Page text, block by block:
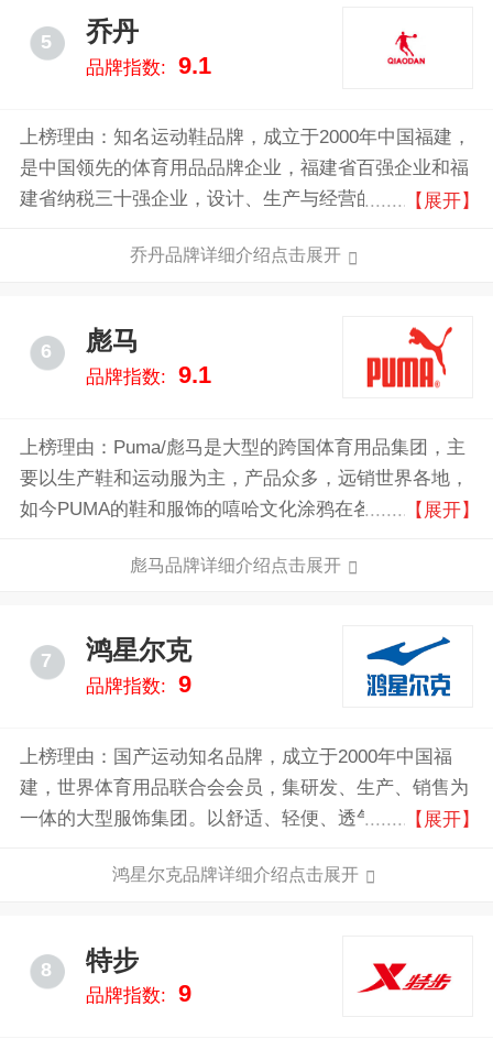
5 乔丹
品牌指数: 9.1
上榜理由：知名运动鞋品牌，成立于2000年中国福建，
是中国领先的体育用品品牌企业，福建省百强企业和福
建省纳税三十强企业，设计、生产与经营的运动类服饰
【展开】
乔丹品牌详细介绍点击展开
6 彪马
品牌指数: 9.1
上榜理由：Puma/彪马是大型的跨国体育用品集团，主
要以生产鞋和运动服为主，产品众多，远销世界各地，
如今PUMA的鞋和服饰的嘻哈文化涂鸦在各国都很受欢
应”的有力宣传，为许多知名运动员和明星量身定做了
着PUMA的鞋。
【展开】
彪马品牌详细介绍点击展开
7 鸿星尔克
品牌指数: 9
上榜理由：国产运动知名品牌，成立于2000年中国福
建，世界体育用品联合会会员，集研发、生产、销售为
一体的大型服饰集团。以舒适、轻便、透气、时尚、多
【展开】
鸿星尔克品牌详细介绍点击展开
8 特步
品牌指数: 9